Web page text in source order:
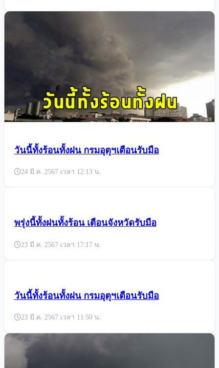
วันนี้ทั้งร้อนทั้งฝน กรมอุตุฯเตือนรับมือ
24 มี.ค. 2567 เวลา 12:13 น.
พรุ่งนี้ทั้งฝนทั้งร้อน เตือนจังหวัดรับมือ
23 มี.ค. 2567 เวลา 17:17 น.
วันนี้ทั้งร้อนทั้งฝน กรมอุตุฯเตือนรับมือ
23 มี.ค. 2567 เวลา 11:50 น.